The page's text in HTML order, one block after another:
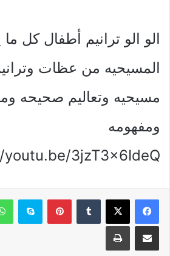
الو الو ترانيم أطفال كل
المسيحيه من عظات
مسيحيه وتعاليم صحيحه
ومفهومه
3jzT3x6IdeQ
بينتيريست
مشاركة عبر البريد طباعة